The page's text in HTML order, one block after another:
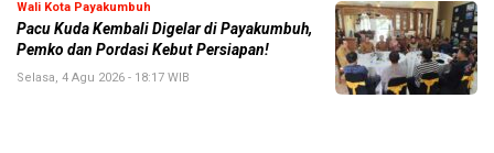
Wali Kota Payakumbuh
Pacu Kuda Kembali Digelar di Payakumbuh,
Pemko dan Pordasi Kebut Persiapan!
Selasa, 4 Agu 2026 - 18:17 WIB